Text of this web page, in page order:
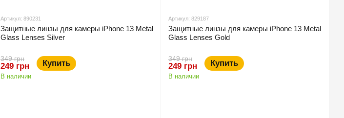
Артикул: 890231
Защитные линзы для камеры iPhone 13 Metal
Glass Lenses Silver
349 грн
249 грн Купить
В наличии
Артикул: 829187
Защитные линзы для камеры iPhone 13 Metal
Glass Lenses Gold
349 грн
249 грн Купить
В наличии